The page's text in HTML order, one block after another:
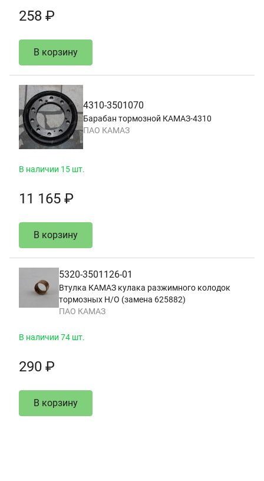
258 ₽
В корзину
4310-3501070
Барабан тормозной КАМАЗ-4310
ПАО КАМАЗ
В наличии 15 шт.
11 165 ₽
В корзину
5320-3501126-01
Втулка КАМАЗ кулака разжимного колодок
тормозных Н/О (замена 625882)
ПАО КАМАЗ
В наличии 74 шт.
290 ₽
В корзину